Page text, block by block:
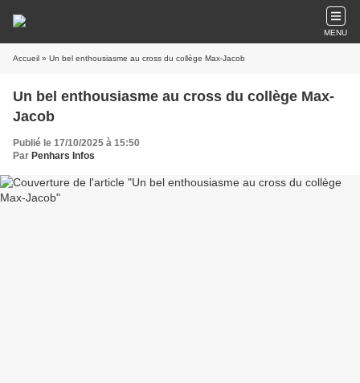
MENU
Accueil » Un bel enthousiasme au cross du collège Max-Jacob
Un bel enthousiasme au cross du collège Max-
Jacob
Publié le 17/10/2025 à 15:50
Par Penhars Infos